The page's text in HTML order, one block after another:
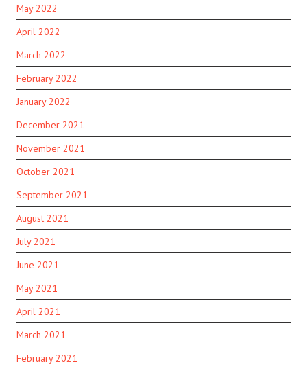
May 2022
April 2022
March 2022
February 2022
January 2022
December 2021
November 2021
October 2021
September 2021
August 2021
July 2021
June 2021
May 2021
April 2021
March 2021
February 2021